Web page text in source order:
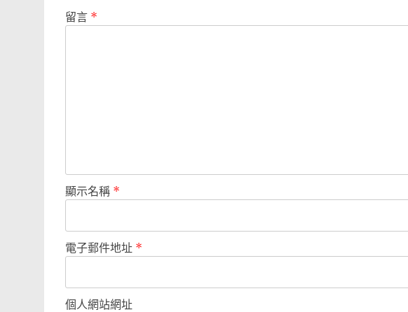
留言 *
顯示名稱 *
電子郵件地址 *
個人網站網址